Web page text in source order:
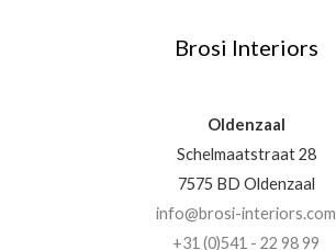
Brosi Interiors
Oldenzaal
Schelmaatstraat 28
7575 BD Oldenzaal
info@brosi-interiors.com
+31 (0)541 - 22 98 99